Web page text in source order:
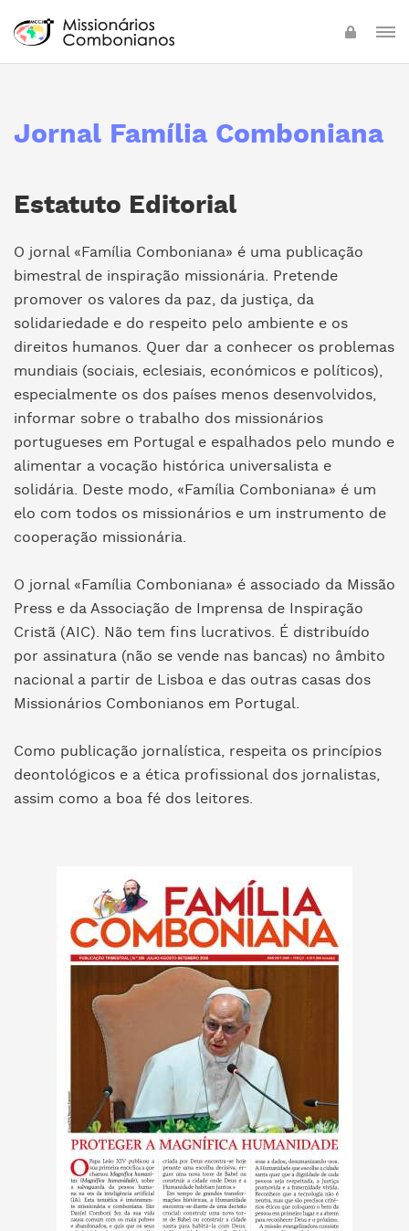
Jornal Família Comboniana
Estatuto Editorial
O jornal «Família Comboniana» é uma publicação
bimestral de inspiração missionária. Pretende
promover os valores da paz, da justiça, da
solidariedade e do respeito pelo ambiente e os
direitos humanos. Quer dar a conhecer os problemas
mundiais (sociais, eclesiais, económicos e políticos),
especialmente os dos países menos desenvolvidos,
informar sobre o trabalho dos missionários
portugueses em Portugal e espalhados pelo mundo e
alimentar a vocação histórica universalista e
solidária. Deste modo, «Família Comboniana» é um
elo com todos os missionários e um instrumento de
cooperação missionária.
O jornal «Família Comboniana» é associado da Missão
Press e da Associação de Imprensa de Inspiração
Cristã (AIC). Não tem fins lucrativos. É distribuído
por assinatura (não se vende nas bancas) no âmbito
nacional a partir de Lisboa e das outras casas dos
Missionários Combonianos em Portugal.
Como publicação jornalística, respeita os princípios
deontológicos e a ética profissional dos jornalistas,
assim como a boa fé dos leitores.